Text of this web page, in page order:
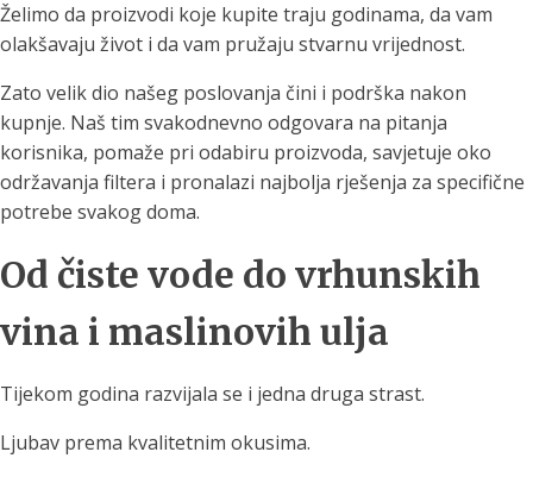
Želimo da proizvodi koje kupite traju godinama, da vam
olakšavaju život i da vam pružaju stvarnu vrijednost.
Zato velik dio našeg poslovanja čini i podrška nakon
kupnje. Naš tim svakodnevno odgovara na pitanja
korisnika, pomaže pri odabiru proizvoda, savjetuje oko
održavanja filtera i pronalazi najbolja rješenja za specifične
potrebe svakog doma.
Od čiste vode do vrhunskih
vina i maslinovih ulja
Tijekom godina razvijala se i jedna druga strast.
Ljubav prema kvalitetnim okusima.